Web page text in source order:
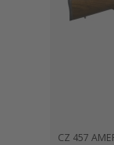
CZ 457